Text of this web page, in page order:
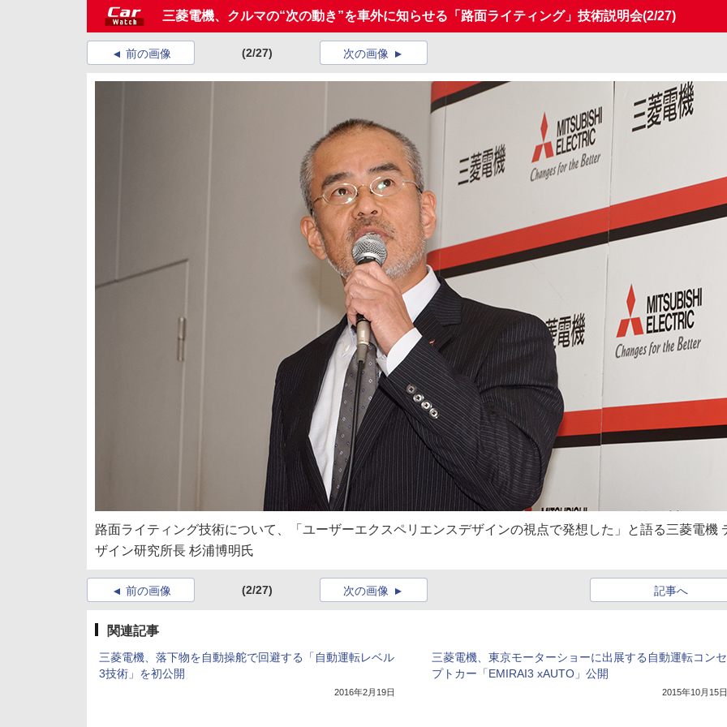
三菱電機、クルマの“次の動き”を車外に知らせる「路面ライティング」技術説明会(2/27)
前の画像 (2/27) 次の画像
路面ライティング技術について、「ユーザーエクスペリエンスデザインの視点で発想した」と語る三菱電機
ザイン研究所長 杉浦博明氏
前の画像 (2/27) 記事へ
次の画像
関連記事
三菱電機、落下物を自動操舵で回避する「自動運転レベル
3技術」を初公開
2016年2月19日
三菱電機、東京モーターショーに出展する自動運転コンセ
プトカー「EMIRAI3 xAUTO」公開
2015年10月15日